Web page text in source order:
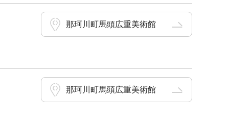
那珂川町馬頭広重美術館
那珂川町馬頭広重美術館